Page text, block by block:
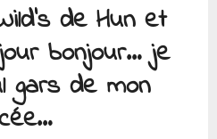
de Hun et
bonjour… je
gars de mon